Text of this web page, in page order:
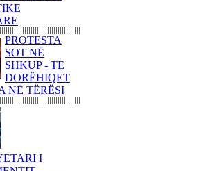
E
NGRITËN
KOMBËTAR
E
NË
ZEQA
E POPULLIT
NË EMËR
Apo çfarë
ndodhi në
AGRON
PROTESTA
SOT NË
SHKUP - TË
DORËHIQET
NË TËRËSI
I